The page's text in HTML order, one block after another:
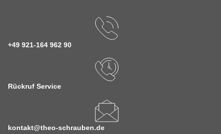
+49 921-164 962 90
Rückruf Service
kontakt@theo-schrauben.de